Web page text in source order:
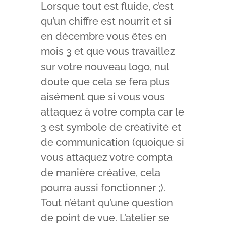
Lorsque tout est fluide, c’est
qu’un chiffre est nourrit et si
en décembre vous êtes en
mois 3 et que vous travaillez
sur votre nouveau logo, nul
doute que cela se fera plus
aisément que si vous vous
attaquez à votre compta car le
3 est symbole de créativité et
de communication (quoique si
vous attaquez votre compta
de manière créative, cela
pourra aussi fonctionner ;).
Tout n’étant qu’une question
de point de vue. L’atelier se